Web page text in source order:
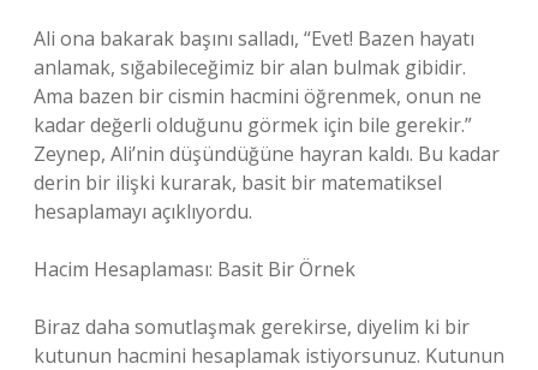
Ali ona bakarak başını salladı, “Evet! Bazen hayatı
anlamak, sığabileceğimiz bir alan bulmak gibidir.
Ama bazen bir cismin hacmini öğrenmek, onun ne
kadar değerli olduğunu görmek için bile gerekir.”
Zeynep, Ali’nin düşündüğüne hayran kaldı. Bu kadar
derin bir ilişki kurarak, basit bir matematiksel
hesaplamayı açıklıyordu.
Hacim Hesaplaması: Basit Bir Örnek
Biraz daha somutlaşmak gerekirse, diyelim ki bir
kutunun hacmini hesaplamak istiyorsunuz. Kutunun